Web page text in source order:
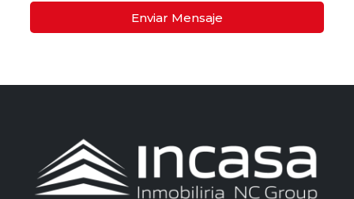
Enviar Mensaje